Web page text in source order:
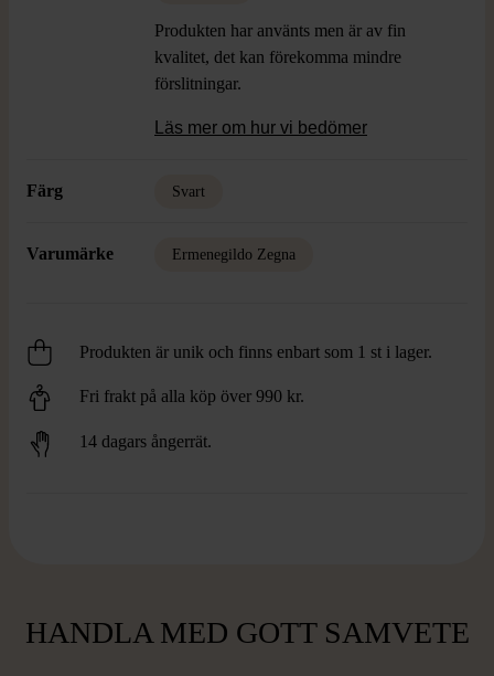
Produkten har använts men är av fin
kvalitet, det kan förekomma mindre
förslitningar.
Läs mer om hur vi bedömer
Färg Svart
Varumärke Ermenegildo Zegna
Produkten är unik och finns enbart som 1 st i lager.
Fri frakt på alla köp över 990 kr.
14 dagars ångerrät.
HANDLA MED GOTT SAMVETE